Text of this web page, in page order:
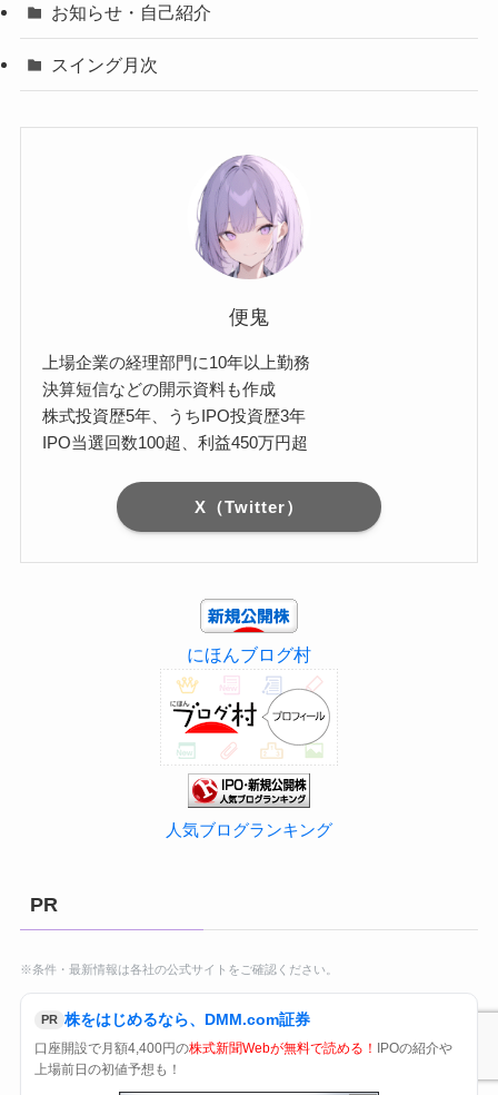
お知らせ・自己紹介
スイング月次
便鬼
上場企業の経理部門に10年以上勤務
決算短信などの開示資料も作成
株式投資歴5年、うちIPO投資歴3年
IPO当選回数100超、利益450万円超
X（Twitter）
にほんブログ村
人気ブログランキング
PR
※条件・最新情報は各社の公式サイトをご確認ください。
PR 株をはじめるなら、DMM.com証券
口座開設で月額4,400円の株式新聞Webが無料で読める！
IPOの紹介や
上場前日の初値予想も！